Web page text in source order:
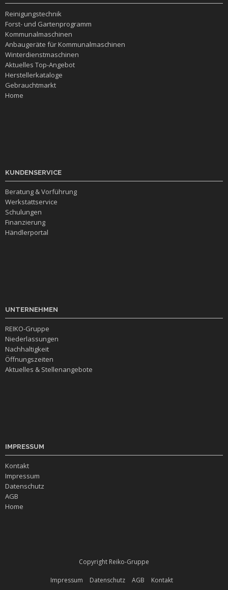
Reinigungstechnik
Forst- und Gartenprogramm
Kommunalmaschinen
Anbaugeräte für Kommunalmaschinen
Winterdienstmaschinen
Aktuelles Top-Angebot
Herstellerkataloge
Gebrauchtmarkt
Home
KUNDENSERVICE
Beratung & Vorführung
Werkstattservice
Schulungen
Finanzierung
Händlerportal
UNTERNEHMEN
REIKO-Gruppe
Niederlassungen
Nachhaltigkeit
Öffnungszeiten
Aktuelles & Stellenangebote
IMPRESSUM
Kontakt
Impressum
Datenschutz
AGB
Home
Copyright Reiko-Gruppe
Impressum Datenschutz AGB Kontakt